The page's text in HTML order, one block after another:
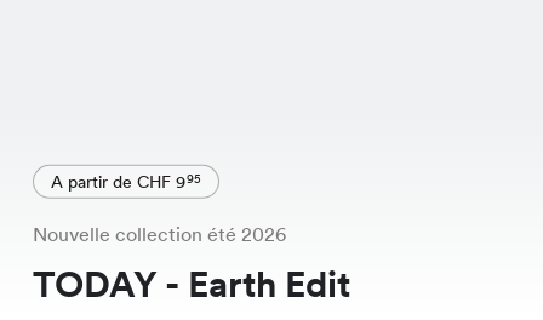
A partir de CHF 995
Nouvelle collection été 2026
TODAY - Earth Edit